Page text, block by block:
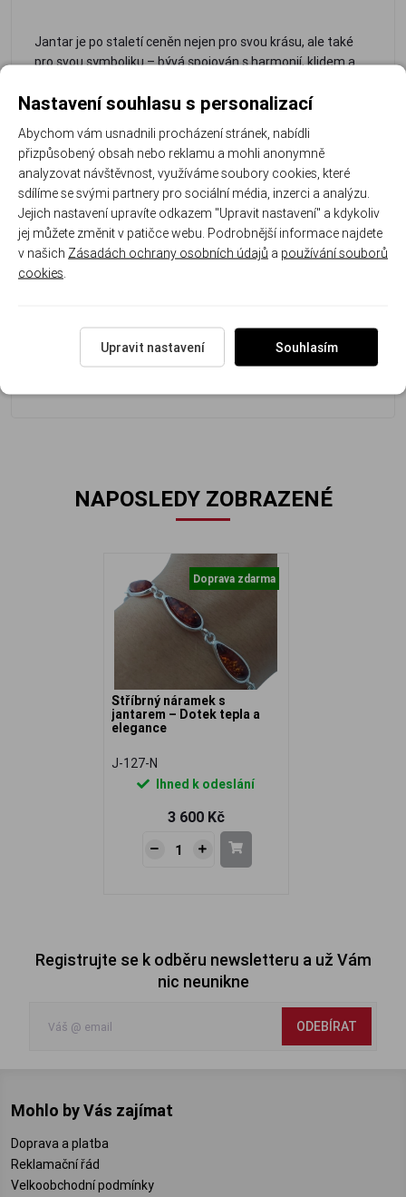
Jantar je po staletí ceněn nejen pro svou krásu, ale také
pro svou symboliku – bývá spojován s harmonií, klidem a
doplňkem, ale i smysluplným dárkem pro ženu, která má
Materiál:
stříbro
925/1000
Kámen:
přírodní
jantar
Barva
kamene:
teplý
medový
až
Zapínání:
karabinka s
prodlužovacím
řetízkem
Styl:
elegantní,
nadčasový,
přírodní
Rozměr motivu: 1.5 cm x 0.6 cm Délka náramku: 21 cm s
prodlužovacím řtízkem na 24 cm. Hmotnost náramku: 9.9
NAPOSLEDY ZOBRAZENÉ
Doprava zdarma
Stříbrný náramek s
jantarem – Dotek tepla a
elegance
J-127-N
Ihned k odeslání
3 600 Kč
Registrujte se k odběru newsletteru a už Vám
nic neunikne
ODEBÍRAT
Mohlo by Vás zajímat
Doprava a platba
Reklamační řád
Velkoobchodní podmínky
Nastavení souhlasu s personalizací
Abychom vám usnadnili procházení stránek, nabídli
přizpůsobený obsah nebo reklamu a mohli anonymně
analyzovat návštěvnost, využíváme soubory cookies, které
sdílíme se svými partnery pro sociální média, inzerci a analýzu.
Jejich nastavení upravíte odkazem "Upravit nastavení" a kdykoliv
jej můžete změnit v patičce webu. Podrobnější informace najdete
v našich Zásadách ochrany osobních údajů a používání souborů
cookies
Upravit nastavení Souhlasím